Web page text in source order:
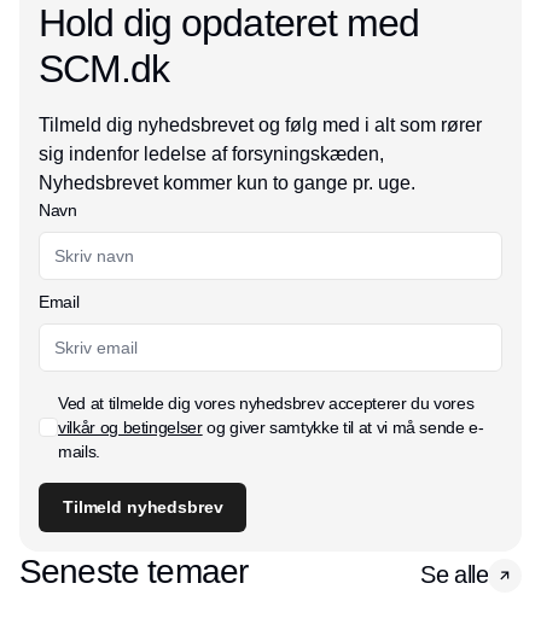
Hold dig opdateret med
SCM.dk
Tilmeld dig nyhedsbrevet og følg med i alt som rører
sig indenfor ledelse af forsyningskæden,
Nyhedsbrevet kommer kun to gange pr. uge.
Navn
Email
Ved at tilmelde dig vores nyhedsbrev accepterer du vores
vilkår og betingelserog giver samtykke til at vi må sende e-
mails.
Tilmeld nyhedsbrev
Seneste temaer Se alle